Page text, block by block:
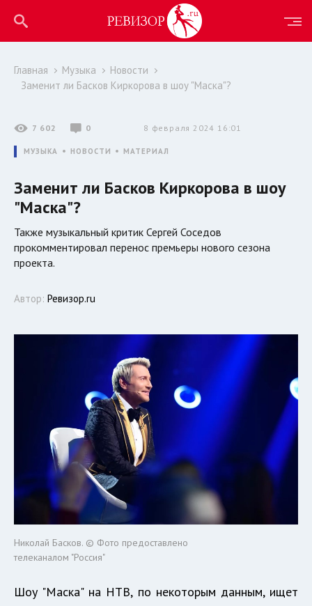
Главная Музыка
Новости
Заменит ли Басков Киркорова в шоу "Маска"?
7 602 0 8 февраля 2024 16:01
МУЗЫКА НОВОСТИ МАТЕРИАЛ
Заменит ли Басков Киркорова в шоу
"Маска"?
Также музыкальный критик Сергей Соседов
прокомментировал перенос премьеры нового сезона
проекта.
Автор: Ревизор.ru
Николай Басков. © Фото предоставлено
телеканалом "Россия"
Шоу "Маска" на НТВ, по некоторым данным, ищет